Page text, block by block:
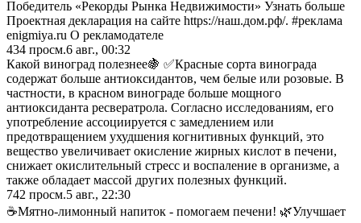
Победитель «Рекорды Рынка Недвижимости» Узнать больше
Проектная декларация на сайте https://наш.дом.рф/. #реклама
enigmiya.ru О рекламодателе
434 просм.6 авг., 00:32
Какой виноград полезнее🍇 ✅Красные сорта винограда
содержат больше антиоксидантов, чем белые или розовые. В
частности, в красном винограде больше мощного
антиоксиданта ресвератрола. Согласно исследованиям, его
употребление ассоциируется с замедлением или
предотвращением ухудшения когнитивных функций, это
вещество увеличивает окисление жирных кислот в печени,
снижает окислительный стресс и воспаление в организме, а
также обладает массой других полезных функций.
742 просм.5 авг., 22:30
☕️Мятно-лимонный напиток - помогаем печени! 🌿Улучшает